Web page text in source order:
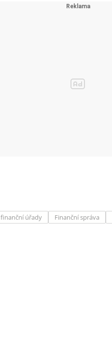
finanční úřady Finanční správa